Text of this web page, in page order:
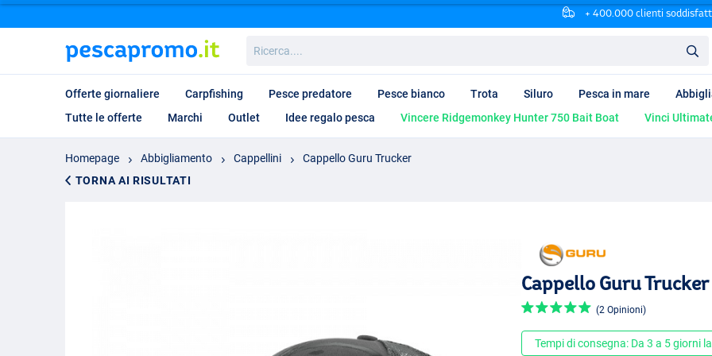
+ 400.000 clienti
Offerte giornaliere Carpfishing Pesce predatore Pesce bianco Trota Siluro Pesca in mare
Tutte le offerte
Marchi Outlet Idee regalo pesca Vincere Ridgemonkey Hunter 750 Bait Boat Vinci
Homepage Abbigliamento Cappellini
Cappello Guru Trucker
TORNA AI RISULTATI
Cappello Guru Trucker
(2 Opinioni)
Tempi di consegna: Da 3 a 5 giorni